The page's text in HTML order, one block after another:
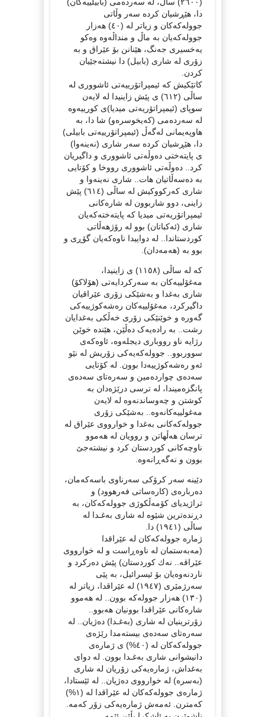
دا، هێڕشیان کردە سەر وڵاتی
جوولەکەکان و زیاتر له‌ (٤٠) هەزار
جوولەکەیان بە ماڵ و منداڵەوە وەکو
یەخسیری جەنگ، هێنانن بۆ عێراق و بە
زۆری لە شاری (بابیل) دا نیشتەجێیان
کردن.
کاتێکیش کە ئیمپراتۆرییەتی ئاشووری لە
ساڵی (٦١٢) ی پێش زاینیدا لە لایەن
سوپای (ئیمپراتۆریەتی میدیا)ی کورییەوە
لە سەردەمی (كه‌یخوسره‌و) شا دا، بە
هاوپەیمانی لەگەڵ (ئیمپراتۆرییەتی بابیلی)
دا، هێڕشیان کردە سەر شاری (نه‌ینه‌وا)
ی پایتەختی دەوڵەتی ئاشووری و داگیریان
کرد.. دەوڵەتی ئاشووری رووخا و کۆتایی
بە دەسەڵاتیان هات.. شاری نەینەوا و
شاری کەرکووکیش لە ساڵی (٦١٤) پێش
زاینی، دوو شاربوون لە شارەکانی
ئیمپراتۆریەتی میدیا کە پایتەختەکەیان
شاری (ئەکباتان) بوو لە رۆژهەڵاتی
کوردستاندا.. لە دواییدا ناوەکەیان گۆڕی و
بوو بە (هه‌مه‌دان).
کە لە ساڵی (١١٥٨) ی زاینیدا،
مەغۆلییەکان بە سەرکردایەتی (هۆلاکۆ)
شاری بەغدا و بەشێکی زۆری عێراقیان
داگیرکرد، مەغۆلییەکان رەشەکوژییەکی
گەورە و خوێنێکی زۆری خەڵکی بەغدایان
رشت.. بە رادەیەک دەڵێن، هێندە خوێن
رژایە ناو رووباری دیجلەوە، ئاوەکەی
سووربوو.. جوولەکەیەکی زۆریش لە نێو
ئەو رەشەکوژییەدا بوون. لە کۆتایی
سەدەی چواردەمین و سەرەتای سەدەی
پانگزەمیندا، لە ترسی درێژەدان بە
کوشتن و چەوساندنەوە لە لایەن
مەغولییەکانەوە.. بەشێکی زۆری
جوولەکەکانی بەغدا و خوارووی عێراق لە
ترسان هەڵهاتن و روویان لە هەموو
ناوچەکانی کوردستان کرد و نيشتەجێ
بوون و نەگەڕانەوە.
دێینە سەر کرۆکی سەرناوی باسەکەمان،
دەربارەی (کارەساتی فەرهوود) و
تراژیدیای کۆمەڵکوژی جوولەکەکان، بە
دڕندەترین شێوە لە شاری بەغـدا لە
ساڵی (١٩٤١) دا.
ژمارە جوولەکەکان لە عێراقدا
(مه‌به‌ستمان لە ناوه‌ڕاست و لە خوارووی
عێراقه‌.. نه‌ك كوردستان) پێش دەرکرد و
ناردنەوەیان بۆ ئیسرائیل، بە پێی
سەرژمێری (١٩٤٧) لە عێراقدا، زیاتر لە
(١٣٠) هەزار جوولەکە بوون.. لە هەموو
شارەکانی عێراقدا بوونیان هەبوو..
زۆرترینیان لە شاری (بەغـدا) دەژیان.. لە
سەرەتای سەدەی بیستەمدا رێژەی
جوولەکەکان لە (٤٠%) ی ژمارەی
دانیشوانی شاری بەغـدا بوون. لە دوای
بەغداش، ژمارەیەکی زۆریان لە شاری
(بەسرە) لە خوارووی دەژیان.. لە ئێستادا،
ژمارەی جوولەکەکان لە عێراقدا لە (١%)
کەمترن. ئەمەش ژمارەیەکی زۆر کەمە.